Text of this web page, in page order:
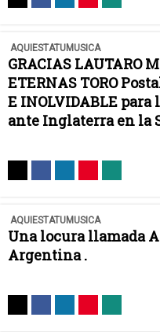
AQUIESTATUMUSICA
GRACIAS LAUTARO
ETERNAS TORO
E INOLVIDABLE
ante Inglaterra en la
AQUIESTATUMUSICA
Una locura llamada
Argentina .